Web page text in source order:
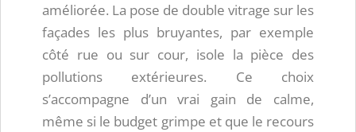
améliorée. La pose de double vitrage sur les
façades les plus bruyantes, par exemple
côté rue ou sur cour, isole la pièce des
pollutions extérieures. Ce choix
s’accompagne d’un vrai gain de calme,
même si le budget grimpe et que le recours